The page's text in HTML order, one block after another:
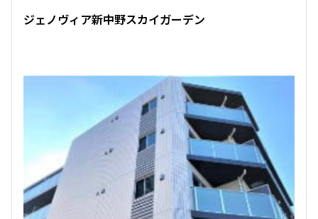
ジェノヴィア新中野スカイガーデン